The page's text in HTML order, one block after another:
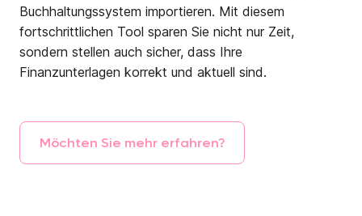
Buchhaltungssystem importieren. Mit diesem
fortschrittlichen Tool sparen Sie nicht nur Zeit,
sondern stellen auch sicher, dass Ihre
Finanzunterlagen korrekt und aktuell sind.
Möchten Sie mehr erfahren?